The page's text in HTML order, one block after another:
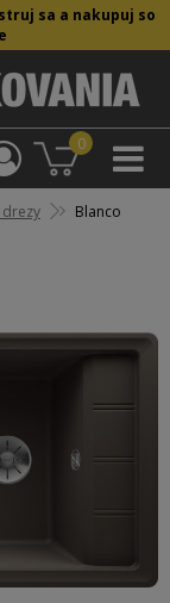
sa a nakupuj so
0
drezy
Blanco